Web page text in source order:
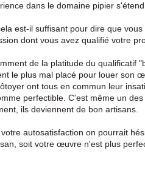
dans le domaine pipier
est-il suffisant pour dire que
dont vous avez qualifié votre
de la platitude du qualificatif
le plus mal placé pour louer son
ont tous en commun leur
perfectible. C'est même un
ils deviennent de bon artisans.
autosatisfaction on pourrait
soit votre œuvre n'est plus